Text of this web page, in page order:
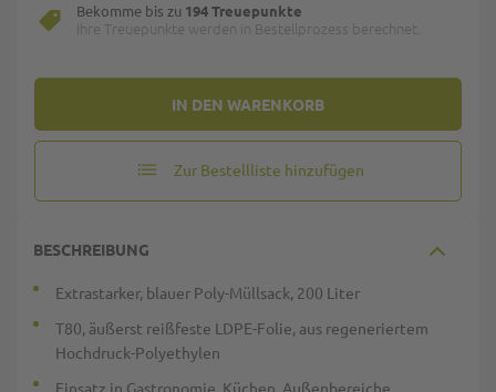
IN DEN WARENKORB
Bekomme bis zu 194 Treuepunkte
Ihre Treuepunkte werden in Bestellprozess berechnet.
Zur Bestellliste hinzufügen
BESCHREIBUNG
Extrastarker, blauer Poly-Müllsack, 200 Liter
T80, äußerst reißfeste LDPE-Folie, aus regeneriertem
Hochdruck-Polyethylen
Einsatz in Gastronomie, Küchen, Außenbereiche,